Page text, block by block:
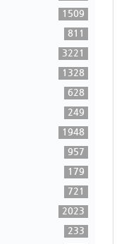
1509
811
3221
1328
628
249
1948
957
179
721
2023
233